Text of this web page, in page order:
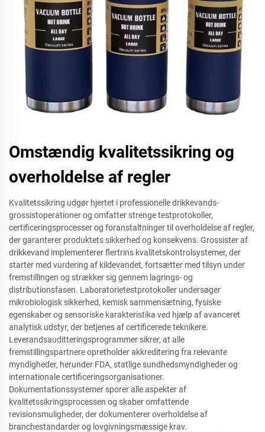
Omstændig kvalitetssikring og
overholdelse af regler
Kvalitetssikring udgør hjertet i professionelle drikkevands-
grossistoperationer og omfatter strenge testprotokoller,
certificeringsprocesser og foranstaltninger til overholdelse af regler,
der garanterer produktets sikkerhed og konsekvens. Grossister af
drikkevand implementerer flertrins kvalitetskontrolsystemer, der
starter med vurdering af kildevandet, fortsætter med tilsyn under
fremstillingen og strækker sig gennem lagrings- og
distributionsfasen. Laboratorietestprotokoller undersøger
mikrobiologisk sikkerhed, kemisk sammensætning, fysiske
egenskaber og sensoriske karakteristika ved hjælp af avanceret
analytisk udstyr, der betjenes af certificerede teknikere.
Leverandsauditteringsprogrammer sikrer, at alle
fremstillingspartnere opretholder akkreditering fra relevante
myndigheder, herunder FDA, statlige sundhedsmyndigheder og
internationale certificeringsorganisationer.
Dokumentationssystemer sporer alle aspekter af
kvalitetssikringsprocessen og skaber omfattende
revisionsmuligheder, der dokumenterer overholdelse af
branchestandarder og lovgivningsmæssige krav.